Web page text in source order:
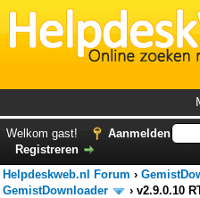
Welkom gast!
Aanmelden
Registreren
Helpdeskweb.nl Forum ›
GemistDownloader
› v2.9.0.10